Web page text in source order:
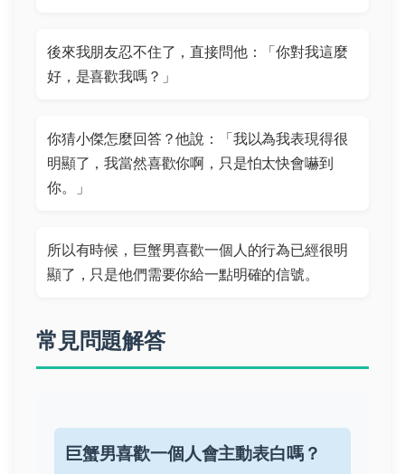
後來我朋友忍不住了，直接問他：「你對我這麼
好，是喜歡我嗎？」
你猜小傑怎麼回答？他說：「我以為我表現得很
明顯了，我當然喜歡你啊，只是怕太快會嚇到
你。」
所以有時候，巨蟹男喜歡一個人的行為已經很明
顯了，只是他們需要你給一點明確的信號。
常見問題解答
巨蟹男喜歡一個人會主動表白嗎？